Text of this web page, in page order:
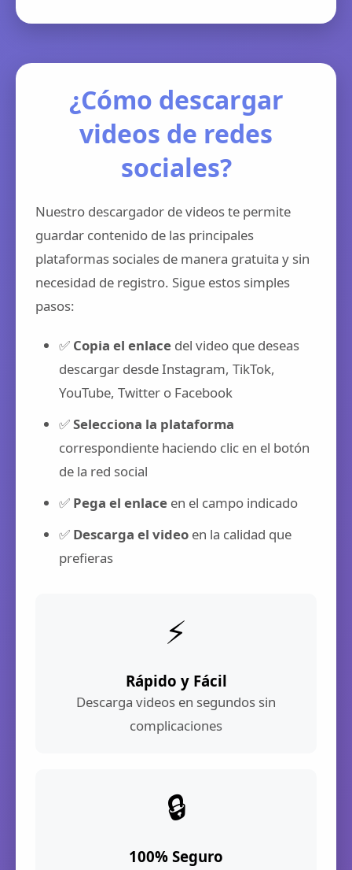
¿Cómo descargar
videos de redes
sociales?
Nuestro descargador de videos te permite
guardar contenido de las principales
plataformas sociales de manera gratuita y sin
necesidad de registro. Sigue estos simples
pasos:
✅ Copia el enlace del video que deseas
descargar desde Instagram, TikTok,
YouTube, Twitter o Facebook
✅Selecciona la plataforma
correspondiente haciendo clic en el botón
de la red social
✅ Pega el enlace en el campo indicado
✅ Descarga el video en la calidad que
prefieras
⚡
Rápido y Fácil
Descarga videos en segundos sin
complicaciones
🔒
100% Seguro